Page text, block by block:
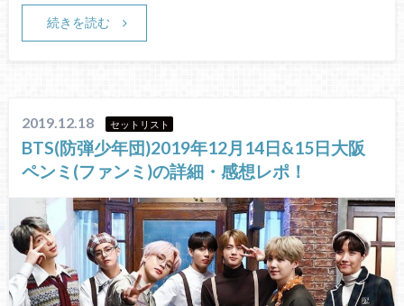
続きを読む
2019.12.18 セットリスト
BTS(防弾少年団)2019年12月14日&15日大阪
ペンミ(ファンミ)の詳細・感想レポ！